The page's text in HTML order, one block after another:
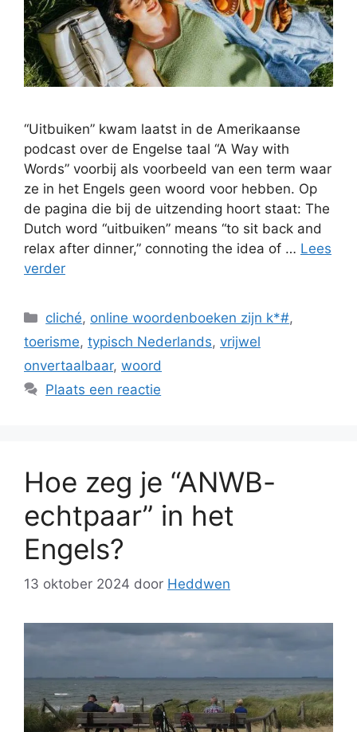
“Uitbuiken” kwam laatst in de Amerikaanse
podcast over de Engelse taal “A Way with
Words” voorbij als voorbeeld van een term waar
ze in het Engels geen woord voor hebben. Op
de pagina die bij de uitzending hoort staat: The
Dutch word “uitbuiken” means “to sit back and
relax after dinner,” connoting the idea of … Lees
verder
Categorieën
cliché, online woordenboeken zijn k*#,
toerisme, typisch Nederlands, vrijwel
onvertaalbaar, woord
Plaats een reactie
Hoe zeg je “ANWB-
echtpaar” in het
Engels?
13 oktober 2024 door Heddwen